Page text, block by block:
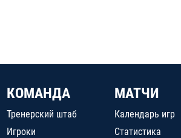
КОМАНДА
Тренерский штаб
Игроки
МАТЧИ
Календарь игр
Статистика